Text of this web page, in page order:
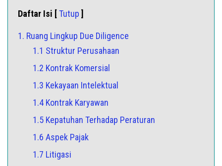
Daftar Isi [Tutup ]
1. Ruang Lingkup Due Diligence
1.1 Struktur Perusahaan
1.2 Kontrak Komersial
1.3 Kekayaan Intelektual
1.4 Kontrak Karyawan
1.5 Kepatuhan Terhadap Peraturan
1.6 Aspek Pajak
1.7 Litigasi